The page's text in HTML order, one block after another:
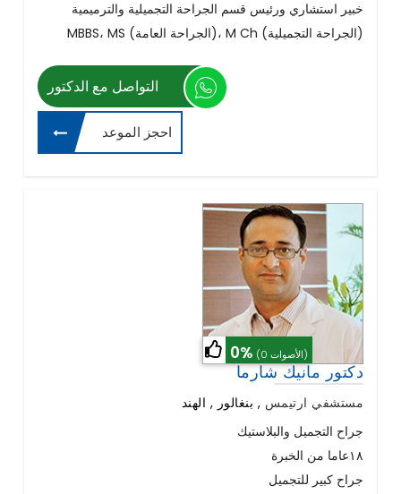
خبير استشاري ورئيس قسم الجراحة التجميلية والترميمية
MBBS، MS (الجراحة العامة)، M Ch (الجراحة التجميلية)
التواصل مع الدكتور
احجز الموعد
0% (0 الأصوات)
دكتور مانيك شارما
مستشفي ارتيمس , بنغالور , الهند
جراح التجميل والبلاستيك
١٨عاما من الخبرة
جراح كبير للتجميل